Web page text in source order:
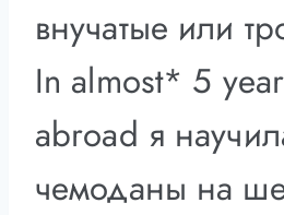
внучатые или
In almost* 5
abroad я
чемоданы на